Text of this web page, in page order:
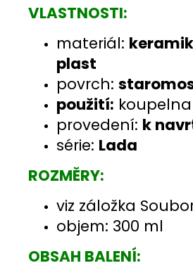
VLASTNOSTI:
materiál:
plast
povrch:
použití: koupelna
provedení: k
série: Lada
ROZMĚRY:
viz záložka
objem: 300 ml
OBSAH BALENÍ: